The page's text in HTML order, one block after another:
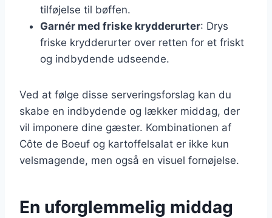
tilføjelse til bøffen.
Garnér med friske krydderurter: Drys
friske krydderurter over retten for et friskt
og indbydende udseende.
Ved at følge disse serveringsforslag kan du
skabe en indbydende og lækker middag, der
vil imponere dine gæster. Kombinationen af
Côte de Boeuf og kartoffelsalat er ikke kun
velsmagende, men også en visuel fornøjelse.
En uforglemmelig middag